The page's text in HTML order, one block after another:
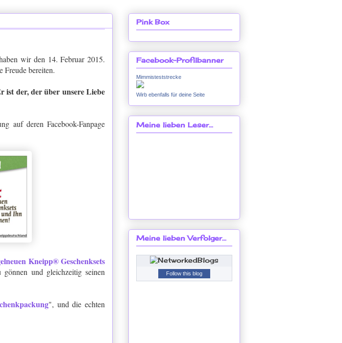
wir den 14. Februar 2015.
Freude bereiten.
ist der, der über unsere Liebe
auf deren Facebook-Fanpage
Kneipp® Geschenksets
und gleichzeitig seinen
", und die echten
Pink Box
Facebook-Profilbanner
Mimmisteststrecke
Wirb ebenfalls für deine Seite
Meine lieben Leser...
Meine lieben Verfolger...
Follow this blog